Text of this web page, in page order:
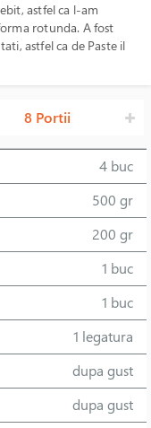
astfel ca l-am
rotunda. A fost
astfel ca de Paste il
8 Portii
4 buc
500 gr
200 gr
1 buc
1 buc
1 legatura
dupa gust
dupa gust